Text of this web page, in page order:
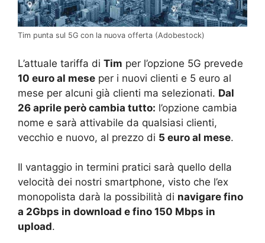
Tim punta sul 5G con la nuova offerta (Adobestock)
L’attuale tariffa di Tim per l’opzione 5G prevede
10 euro al mese per i nuovi clienti e 5 euro al
mese per alcuni già clienti ma selezionati. Dal
26 aprile però cambia tutto: l’opzione cambia
nome e sarà attivabile da qualsiasi clienti,
vecchio e nuovo, al prezzo di 5 euro al mese.
Il vantaggio in termini pratici sarà quello della
velocità dei nostri smartphone, visto che l’ex
monopolista darà la possibilità di navigare fino
a 2Gbps in download e fino 150 Mbps in
upload.